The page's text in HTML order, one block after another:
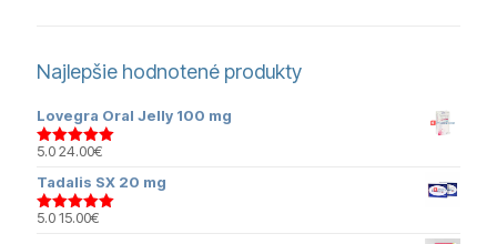
Najlepšie hodnotené produkty
Lovegra Oral Jelly 100 mg
Hodnotenie
5.024.00€
Tadalis SX 20 mg
Hodnotenie
5.015.00€